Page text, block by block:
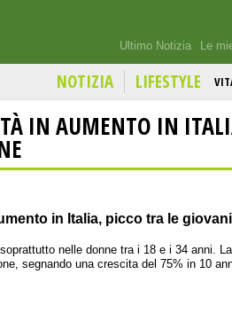
Ultimo Notizia
Le
NOTIZIA LIFESTYLE
IN AUMENTO IN
in Italia, picco tra le
nelle donne tra i 18 e i 34 anni.
segnando una crescita del 75% in 10